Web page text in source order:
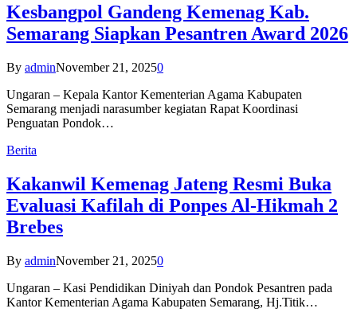
Kesbangpol Gandeng Kemenag Kab.
Semarang Siapkan Pesantren Award 2026
By adminNovember 21, 20250
Ungaran – Kepala Kantor Kementerian Agama Kabupaten
Semarang menjadi narasumber kegiatan Rapat Koordinasi
Penguatan Pondok…
Berita
Kakanwil Kemenag Jateng Resmi Buka
Evaluasi Kafilah di Ponpes Al-Hikmah 2
Brebes
By adminNovember 21, 20250
Ungaran – Kasi Pendidikan Diniyah dan Pondok Pesantren pada
Kantor Kementerian Agama Kabupaten Semarang, Hj.Titik…